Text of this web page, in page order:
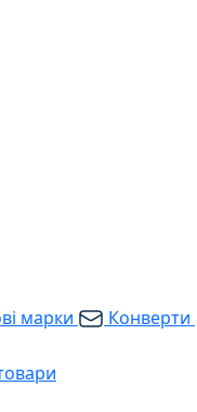
марки Конверти